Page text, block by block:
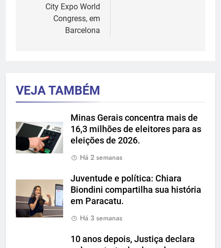
City Expo World
Congress, em
Barcelona
VEJA TAMBÉM
Minas Gerais concentra mais de
16,3 milhões de eleitores para as
eleições de 2026.
Há 2 semanas
Juventude e política: Chiara
Biondini compartilha sua história
em Paracatu.
Há 3 semanas
10 anos depois, Justiça declara